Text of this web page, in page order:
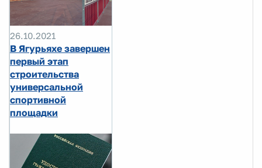
26.10.2021
В Ягурьяхе завершен
первый этап
строительства
универсальной
спортивной
площадки